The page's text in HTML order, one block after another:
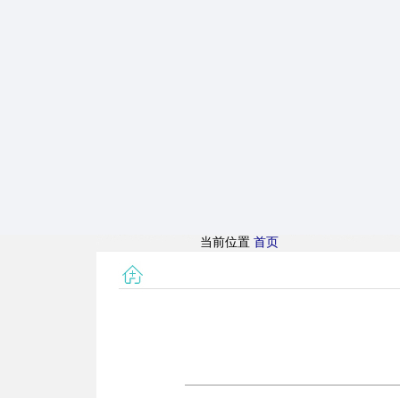
当前位置 首页